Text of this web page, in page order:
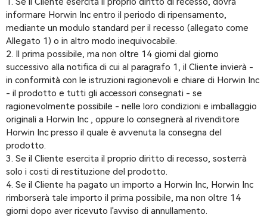
informare Horwin Inc entro il periodo di ripensamento,
mediante un modulo standard per il recesso (allegato come
Allegato 1) o in altro modo inequivocabile.
2. Il prima possibile, ma non oltre 14 giorni dal giorno
successivo alla notifica di cui al paragrafo 1, il Cliente invierà -
in conformità con le istruzioni ragionevoli e chiare di Horwin Inc
- il prodotto e tutti gli accessori consegnati - se
ragionevolmente possibile - nelle loro condizioni e imballaggio
originali a Horwin Inc , oppure lo consegnerà al rivenditore
Horwin Inc presso il quale è avvenuta la consegna del
prodotto.
3. Se il Cliente esercita il proprio diritto di recesso, sosterrà
solo i costi di restituzione del prodotto.
4. Se il Cliente ha pagato un importo a Horwin Inc, Horwin Inc
rimborserà tale importo il prima possibile, ma non oltre 14
giorni dopo aver ricevuto l'avviso di annullamento.